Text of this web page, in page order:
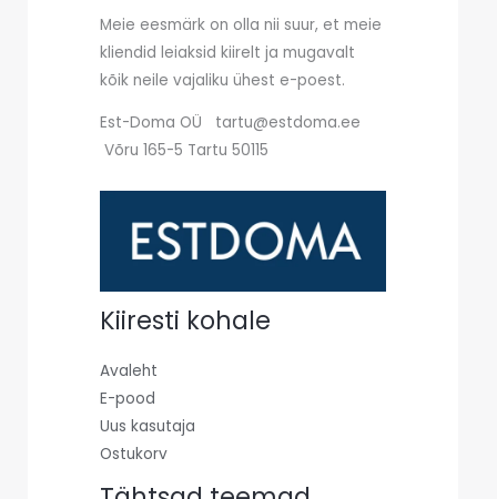
Meie eesmärk on olla nii suur, et meie
kliendid leiaksid kiirelt ja mugavalt
kõik neile vajaliku ühest e-poest.
Est-Doma OÜ tartu@estdoma.ee
Võru 165-5 Tartu 50115
Kiiresti kohale
Avaleht
E-pood
Uus kasutaja
Ostukorv